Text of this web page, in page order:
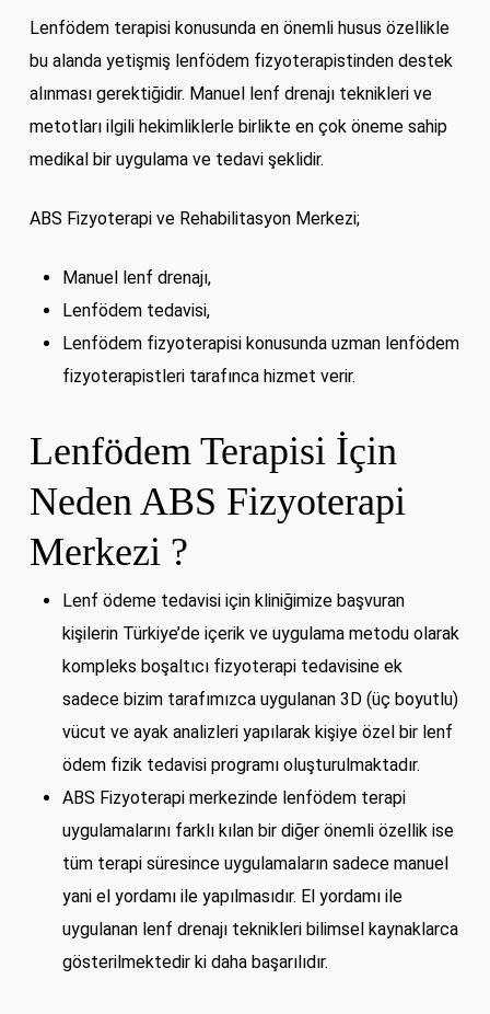
Lenfödem terapisi konusunda en önemli husus özellikle
bu alanda yetişmiş lenfödem fizyoterapistinden destek
alınması gerektiğidir. Manuel lenf drenajı teknikleri ve
metotları ilgili hekimliklerle birlikte en çok öneme sahip
medikal bir uygulama ve tedavi şeklidir.
ABS Fizyoterapi ve Rehabilitasyon Merkezi;
Manuel lenf drenajı,
Lenfödem tedavisi,
Lenfödem fizyoterapisi konusunda uzman lenfödem
fizyoterapistleri tarafınca hizmet verir.
Lenfödem Terapisi İçin
Neden ABS Fizyoterapi
Merkezi ?
Lenf ödeme tedavisi için kliniğimize başvuran
kişilerin Türkiye’de içerik ve uygulama metodu olarak
kompleks boşaltıcı fizyoterapi tedavisine ek
sadece bizim tarafımızca uygulanan 3D (üç boyutlu)
vücut ve ayak analizleri yapılarak kişiye özel bir lenf
ödem fizik tedavisi programı oluşturulmaktadır.
ABS Fizyoterapi merkezinde lenfödem terapi
uygulamalarını farklı kılan bir diğer önemli özellik ise
tüm terapi süresince uygulamaların sadece manuel
yani el yordamı ile yapılmasıdır. El yordamı ile
uygulanan lenf drenajı teknikleri bilimsel kaynaklarca
gösterilmektedir ki daha başarılıdır.